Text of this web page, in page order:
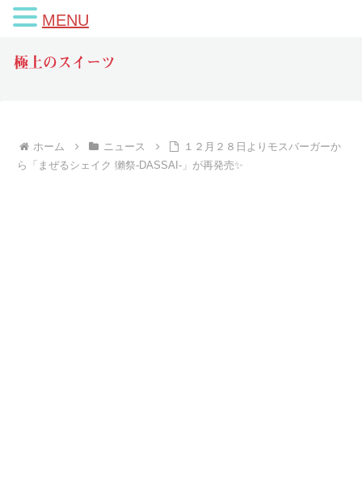
極上のスイーツ
ホーム ニュース
１２月２８日よりモスバーガーか
ら「まぜるシェイク 獺祭-DASSAI-」が再発売✨
MENU